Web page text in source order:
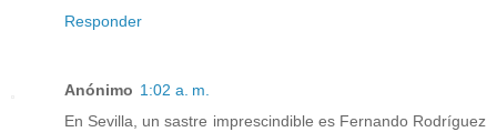
Responder
Anónimo 1:02 a. m.
En Sevilla, un sastre imprescindible es Fernando Rodríguez